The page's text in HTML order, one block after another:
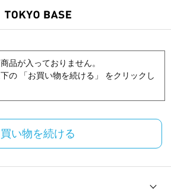
品が入っておりません。
の 「お買い物を続ける」 をクリックし
買い物を続ける